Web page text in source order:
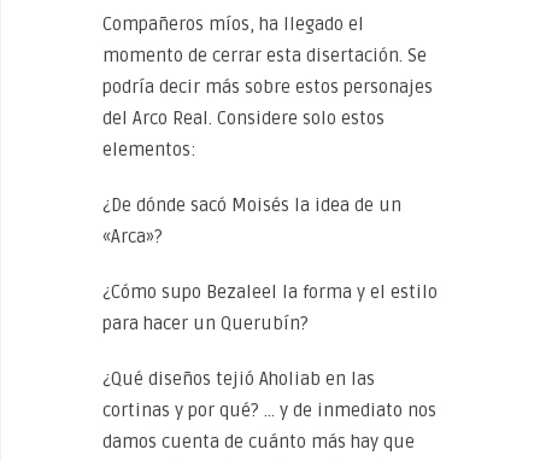
Compañeros míos, ha llegado el
momento de cerrar esta disertación. Se
podría decir más sobre estos personajes
del Arco Real. Considere solo estos
elementos:
¿De dónde sacó Moisés la idea de un
«Arca»?
¿Cómo supo Bezaleel la forma y el estilo
para hacer un Querubín?
¿Qué diseños tejió Aholiab en las
cortinas y por qué? … y de inmediato nos
damos cuenta de cuánto más hay que